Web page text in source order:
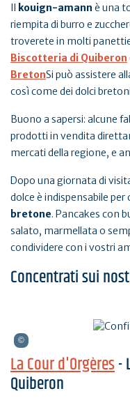
Il kouign-amann è una
riempita di burro e
troverete in molti
Biscotteria di Quiberon
BretonSi può assistere
così come dei dolci
Buono a sapersi: alcune
prodotti in vendita
mercati della regione, e
Dopo una giornata di
dolce è indispensabile
bretone. Pancakes con
salato, marmellata o
condividere con i vostri
Concentrati sui
La Cour d'Orgères-
Quiberon